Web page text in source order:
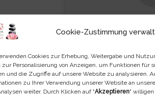
Cookie-Zustimmung
Cookies zur Erhebung, Weitergabe und
zur Personalisierung von Anzeigen, um Funktionen für
und die Zugriffe auf unsere Website zu analysieren.
zu Ihrer Verwendung unserer Website an
weiter. Durch Klicken auf "Akzeptieren" willigen